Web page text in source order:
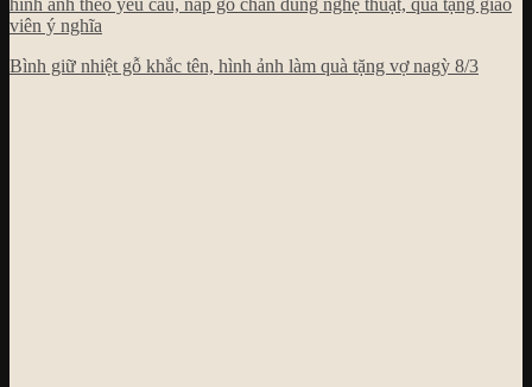
Bình giữ nhiệt gỗ khắc tên, hình ảnh làm quà tặng vợ nagỳ 8/3